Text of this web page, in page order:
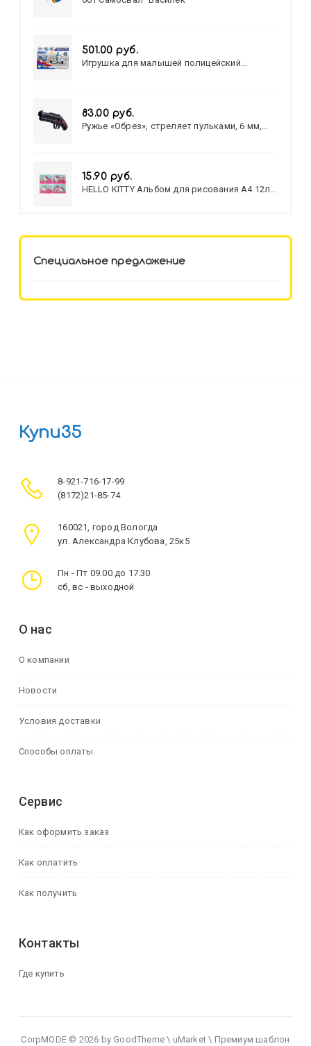
501.00 руб.
Игрушка для малышей полицейский
83.00 руб.
Ружье «Обрез», стреляет пульками, 6 мм,
15.90 руб.
HELLO KITTY Альбом для рисования А4 12л.
Специальное предложение
Купи35
8-921-716-17-99
(8172)21-85-74
160021, город Вологда
ул. Александра Клубова, 25к5
Пн - Пт 09.00 до 17.30
сб, вс - выходной
О нас
О компании
Новости
Условия доставки
Способы оплаты
Сервис
Как оформить заказ
Как оплатить
Как получить
Контакты
Где купить
CorpMODE © 2026 by GoodTheme \ uMarket \ Премиум шаблон